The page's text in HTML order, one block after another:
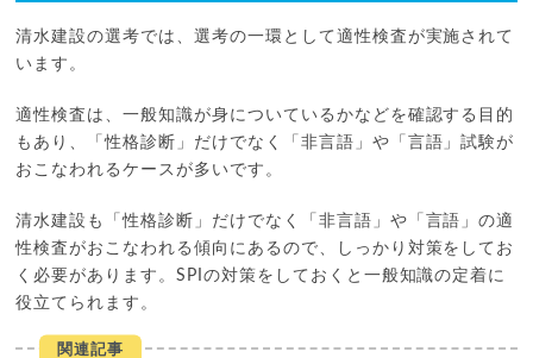
清水建設の選考では、選考の一環として適性検査が実施されて
います。
適性検査は、一般知識が身についているかなどを確認する目的
もあり、「性格診断」だけでなく「非言語」や「言語」試験が
おこなわれるケースが多いです。
清水建設も「性格診断」だけでなく「非言語」や「言語」の適
性検査がおこなわれる傾向にあるので、しっかり対策をしてお
く必要があります。SPIの対策をしておくと一般知識の定着に
役立てられます。
関連記事